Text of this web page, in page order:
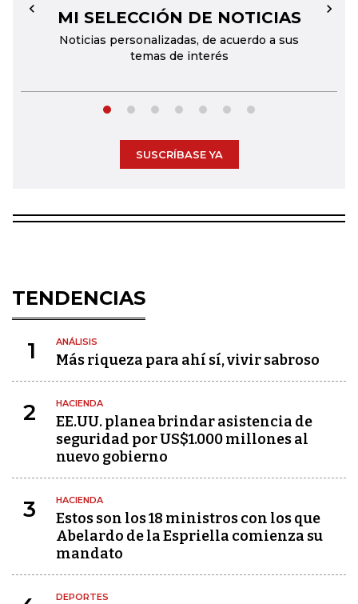
MI SELECCIÓN DE NOTICIAS
Noticias personalizadas, de acuerdo a sus
temas de interés
← →
SUSCRÍBASE YA
TENDENCIAS
1 ANÁLISIS
Más riqueza para ahí sí, vivir sabroso
2 HACIENDA
EE.UU. planea brindar asistencia de
seguridad por US$1.000 millones al
nuevo gobierno
3 HACIENDA
Estos son los 18 ministros con los que
Abelardo de la Espriella comienza su
mandato
DEPORTES